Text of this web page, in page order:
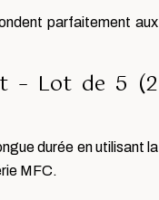
parfaitement aux
– Lot de 5 (2
durée en utilisant la
MFC.